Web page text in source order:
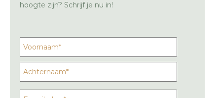
hoogte zijn? Schrijf je nu in!